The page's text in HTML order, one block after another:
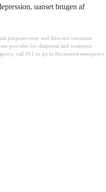
uanset brugen af
purposes only and does not constitute
provider for diagnosis and treatment
call 911 or go to the nearest emergency